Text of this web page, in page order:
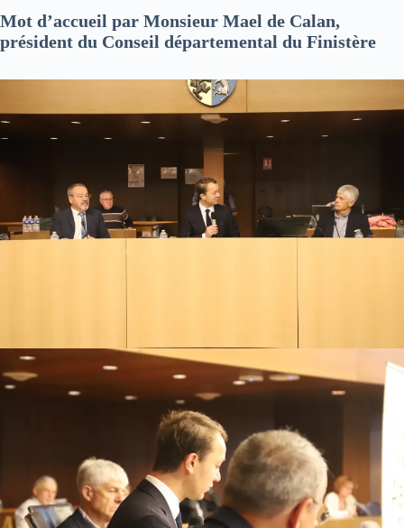
Mot d’accueil par Monsieur Mael de Calan,
président du Conseil départemental du Finistère